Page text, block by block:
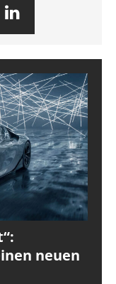
neuen